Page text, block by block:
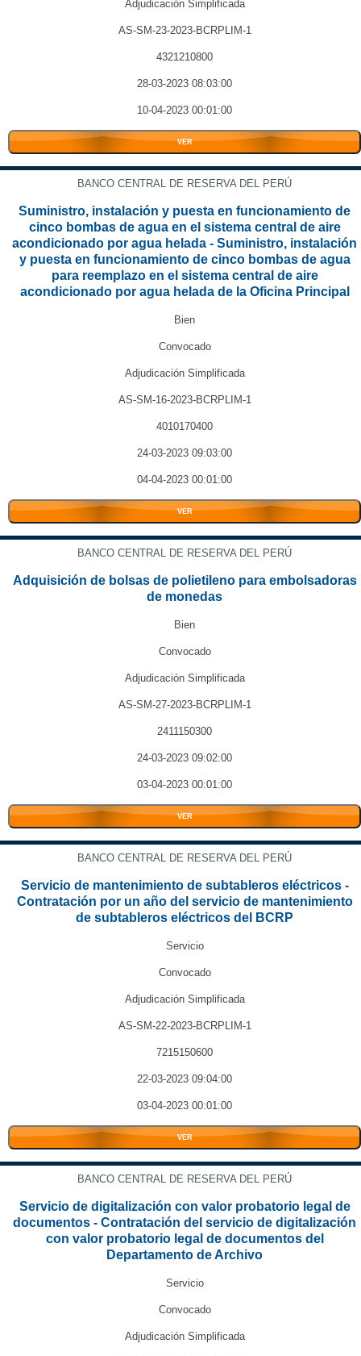
Adjudicación Simplificada
AS-SM-23-2023-BCRPLIM-1
4321210800
28-03-2023 08:03:00
10-04-2023 00:01:00
VER
BANCO CENTRAL DE RESERVA DEL PERÚ
Suministro, instalación y puesta en funcionamiento de
cinco bombas de agua en el sistema central de aire
acondicionado por agua helada - Suministro, instalación
y puesta en funcionamiento de cinco bombas de agua
para reemplazo en el sistema central de aire
acondicionado por agua helada de la Oficina Principal
Bien
Convocado
Adjudicación Simplificada
AS-SM-16-2023-BCRPLIM-1
4010170400
24-03-2023 09:03:00
04-04-2023 00:01:00
VER
BANCO CENTRAL DE RESERVA DEL PERÚ
Adquisición de bolsas de polietileno para embolsadoras
de monedas
Bien
Convocado
Adjudicación Simplificada
AS-SM-27-2023-BCRPLIM-1
2411150300
24-03-2023 09:02:00
03-04-2023 00:01:00
VER
BANCO CENTRAL DE RESERVA DEL PERÚ
Servicio de mantenimiento de subtableros eléctricos -
Contratación por un año del servicio de mantenimiento
de subtableros eléctricos del BCRP
Servicio
Convocado
Adjudicación Simplificada
AS-SM-22-2023-BCRPLIM-1
7215150600
22-03-2023 09:04:00
03-04-2023 00:01:00
VER
BANCO CENTRAL DE RESERVA DEL PERÚ
Servicio de digitalización con valor probatorio legal de
documentos - Contratación del servicio de digitalización
con valor probatorio legal de documentos del
Departamento de Archivo
Servicio
Convocado
Adjudicación Simplificada